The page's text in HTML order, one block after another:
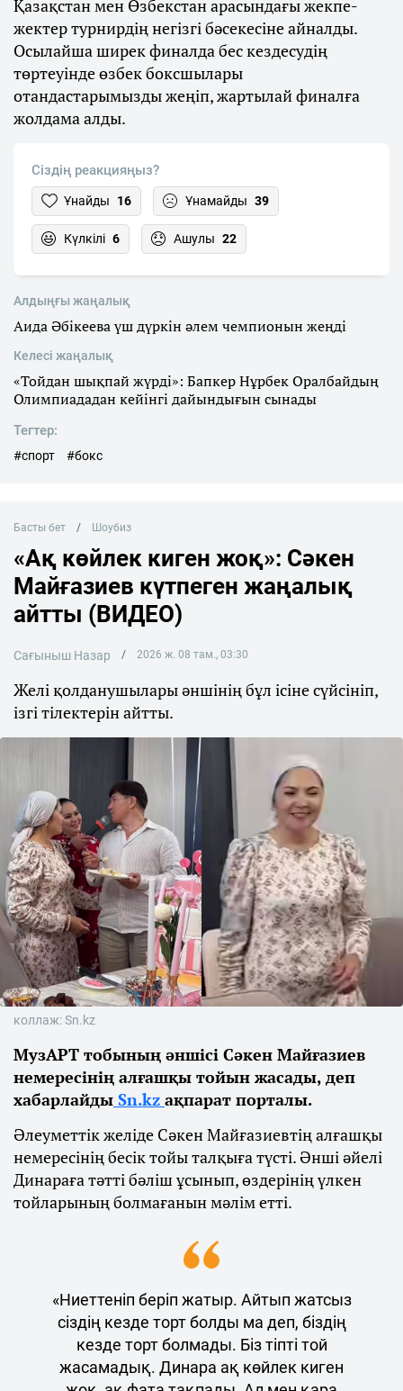
Қазақстан мен Өзбекстан арасындағы жекпе-
жектер турнирдің негізгі бәсекесіне айналды.
Осылайша ширек финалда бес кездесудің
төртеуінде өзбек боксшылары
отандастарымызды жеңіп, жартылай финалға
жолдама алды.
Сіздің реакцияңыз?
Ұнайды 16 Ұнамайды 39
Күлкілі 6 Ашулы 22
Алдыңғы жаңалық
Аида Әбікеева үш дүркін әлем чемпионын жеңді
Келесі жаңалық
«Тойдан шықпай жүрді»: Бапкер Нұрбек Оралбайдың
Олимпиададан кейінгі дайындығын сынады
Тегтер:
#спорт #бокс
Басты бет Шоубиз
«Ақ көйлек киген жоқ»: Сәкен
Майғазиев күтпеген жаңалық
айтты (ВИДЕО)
Сағыныш Назар 2026 ж. 08 там., 03:30
Желі қолданушылары әншінің бұл ісіне сүйсініп,
ізгі тілектерін айтты.
коллаж: Sn.kz
МузАРТ тобының әншісі Сәкен Майғазиев
немересінің алғашқы тойын жасады, деп
хабарлайды Sn.kz ақпарат порталы.
Әлеуметтік желіде Сәкен Майғазиевтің алғашқы
немересінің бесік тойы талқыға түсті. Әнші әйелі
Динараға тәтті бәліш ұсынып, өздерінің үлкен
тойларының болмағанын мәлім етті.
«Ниеттеніп беріп жатыр. Айтып жатсыз
сіздің кезде торт болды ма деп, біздің
кезде торт болмады. Біз тіпті той
жасамадық. Динара ақ көйлек киген